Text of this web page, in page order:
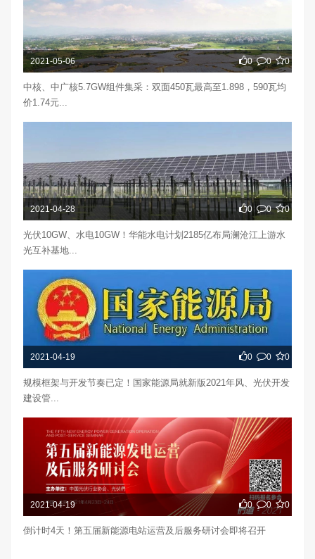
2021-05-06 0 0 0
中核、中广核5.7GW组件集采：双面450瓦最高至1.898，590瓦均
价1.74元...
2021-04-28 0 0 0
光伏10GW、水电10GW！华能水电计划2185亿布局澜沧江上游水
光互补基地...
2021-04-19 0 0 0
规模框架与开发节奏已定！国家能源局就新版2021年风、光伏开发
建设管...
2021-04-19 0 0 0
倒计时4天！第五届新能源电站运营及后服务研讨会即将召开